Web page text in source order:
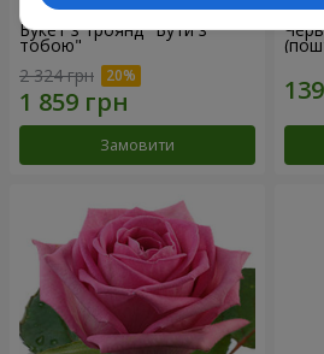
Букет з троянд "Бути з
тобою"
2 324 грн
Замовити